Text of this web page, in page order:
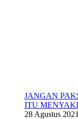
JANGAN
ITU
28 Agustus 2021